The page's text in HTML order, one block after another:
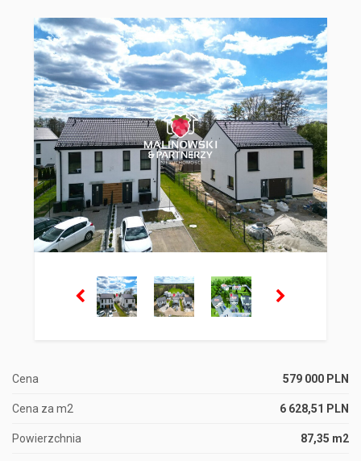
Cena 579 000 PLN
Cena za m2 6 628,51 PLN
Powierzchnia 87,35 m2